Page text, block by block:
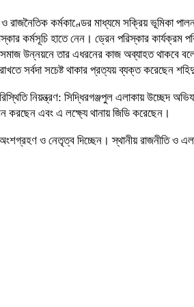
রাজনৈতিক কর্মকাণ্ডের মাধ্যমে সক্রিয় ভূমিকা
কর্মসূচি হাতে নেন। ড্রেন‌ পরিস্কার কার্যক্রম
সমাজ উন্নয়নে তার এধরনের কাজ অব্যাহত থাকবে
সর্বদা সচেষ্ট থাকার প্রত্যয় ব্যক্ত করেছেন
নিয়ন্ত্রণ: সিদ্ধিরগঞ্জপুল এলাকায় উচ্ছেদ
করছেন এবং এ লক্ষ্যে থানায় জিডি করেছেন।
অংশগ্রহণ ও নেতৃত্ব দিচ্ছেন। স্থানীয় রাজনীতি